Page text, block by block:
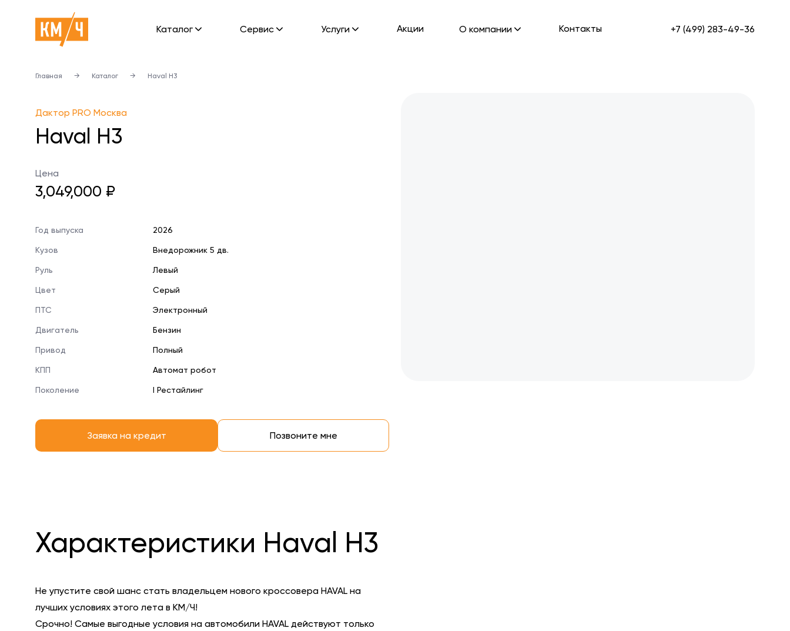
Каталог Cервис Услуги Акции О компании Контакты +7 (499) 283-49-36
Главная → Каталог → Haval H3
Дактор PRO Москва
Haval H3
Цена
3,049,000 ₽
Год выпуска 2026
Кузов Внедорожник 5 дв.
Руль Левый
Цвет Серый
ПТС Электронный
Двигатель Бензин
Привод Полный
КПП Автомат робот
Поколение I Рестайлинг
Заявка на кредит Позвоните мне
Характеристики Haval H3
Не упустите свой шанс стать владельцем нового кроссовера HAVAL на
лучших условиях этого лета в КМ/Ч!
Срочно! Самые выгодные условия на автомобили HAVAL действуют только